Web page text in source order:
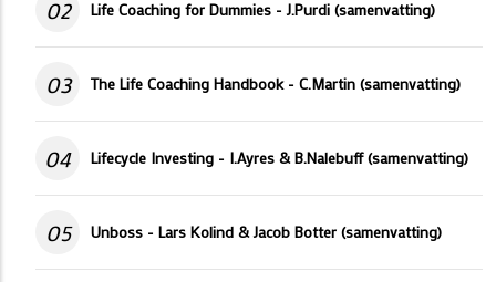
02 Life Coaching for Dummies - J.Purdi (samenvatting)
03 The Life Coaching Handbook - C.Martin (samenvatting)
04 Lifecycle Investing - I.Ayres & B.Nalebuff (samenvatting)
05 Unboss - Lars Kolind & Jacob Botter (samenvatting)